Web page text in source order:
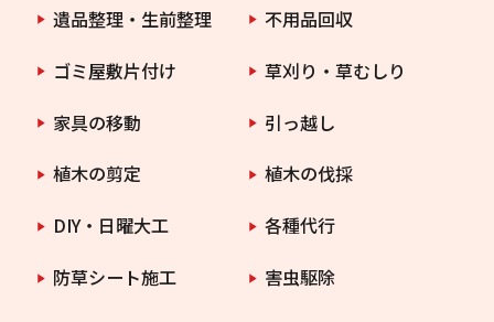
遺品整理・生前整理
不用品回収
ゴミ屋敷片付け
草刈り・草むしり
家具の移動
引っ越し
植木の剪定
植木の伐採
DIY・日曜大工
各種代行
防草シート施工
害虫駆除